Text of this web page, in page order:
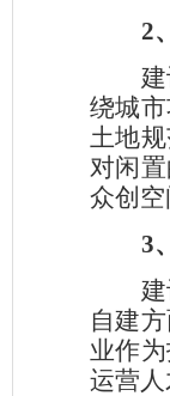
2
绕城
土地
对闲
众创
3、
自建
业作
运营